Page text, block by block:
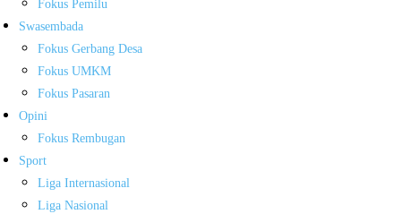
Fokus Pemilu
Swasembada
Fokus Gerbang Desa
Fokus UMKM
Fokus Pasaran
Opini
Fokus Rembugan
Sport
Liga Internasional
Liga Nasional